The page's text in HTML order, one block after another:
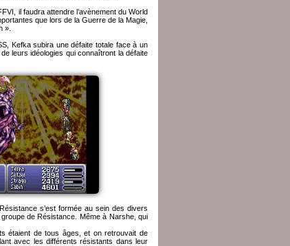
il faudra attendre l’avènement du World
que lors de la Guerre de la Magie,
».
Kefka subira une défaite totale face à un
leurs idéologies qui connaîtront la défaite
s’est formée au sein des divers
de Résistance. Même à Narshe, qui
étaient de tous âges, et on retrouvait de
avec les différents résistants dans leur